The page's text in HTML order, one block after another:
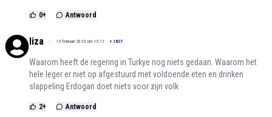
0+ Antwoord
liza 13 februari 2023 om 15:11 + 1827
Waarom heeft de regering in Turkye nog niets gedaan. Waarom het
hele leger er niet op afgestuurd met voldoende eten en drinken
slappeling Erdogan doet niets voor zijn volk
2+ Antwoord